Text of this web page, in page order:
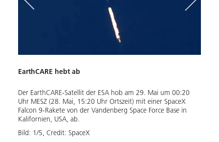
EarthCARE hebt ab
Der EarthCARE-Satellit der ESA hob am 29. Mai um 00:20
Uhr MESZ (28. Mai, 15:20 Uhr Ortszeit) mit einer SpaceX
Falcon 9-Rakete von der Vandenberg Space Force Base in
Kalifornien, USA, ab.
Bild: 1/5, Credit: SpaceX